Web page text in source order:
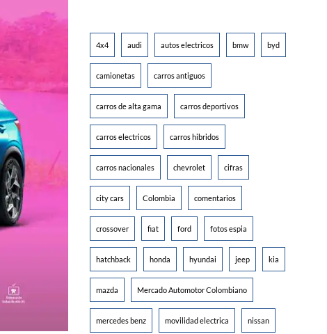
4x4 audi autos electricos bmw byd
camionetas carros antiguos
carros de alta gama carros deportivos
carros electricos carros hibridos
carros nacionales chevrolet cifras
city cars Colombia comentarios
crossover fiat ford fotos espia
hatchback honda hyundai jeep kia
mazda Mercado Automotor Colombiano
mercedes benz movilidad electrica nissan